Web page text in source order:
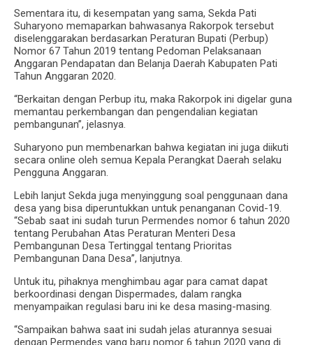
Sementara itu, di kesempatan yang sama, Sekda Pati
Suharyono memaparkan bahwasanya Rakorpok tersebut
diselenggarakan berdasarkan Peraturan Bupati (Perbup)
Nomor 67 Tahun 2019 tentang Pedoman Pelaksanaan
Anggaran Pendapatan dan Belanja Daerah Kabupaten Pati
Tahun Anggaran 2020.
“Berkaitan dengan Perbup itu, maka Rakorpok ini digelar guna
memantau perkembangan dan pengendalian kegiatan
pembangunan”, jelasnya.
Suharyono pun membenarkan bahwa kegiatan ini juga diikuti
secara online oleh semua Kepala Perangkat Daerah selaku
Pengguna Anggaran.
Lebih lanjut Sekda juga menyinggung soal penggunaan dana
desa yang bisa diperuntukkan untuk penanganan Covid-19.
“Sebab saat ini sudah turun Permendes nomor 6 tahun 2020
tentang Perubahan Atas Peraturan Menteri Desa
Pembangunan Desa Tertinggal tentang Prioritas
Pembangunan Dana Desa”, lanjutnya.
Untuk itu, pihaknya menghimbau agar para camat dapat
berkoordinasi dengan Dispermades, dalam rangka
menyampaikan regulasi baru ini ke desa masing-masing.
“Sampaikan bahwa saat ini sudah jelas aturannya sesuai
dengan Permendes yang baru nomor 6 tahun 2020 yang di